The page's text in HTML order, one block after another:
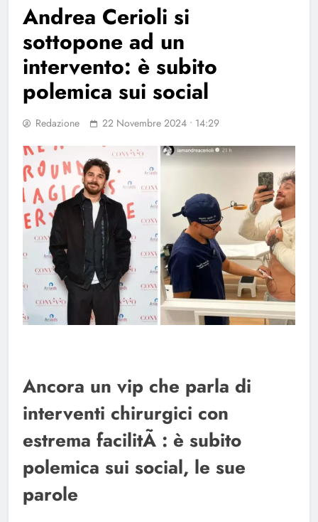
Andrea Cerioli si
sottopone ad un
intervento: è subito
polemica sui social
Redazione 22 Novembre 2024 • 14:29
Ancora un vip che parla di
interventi chirurgici con
estrema facilitÃ : è subito
polemica sui social, le sue
parole